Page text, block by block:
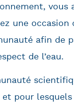
vous
une occasion
afin de
de l’eau.
pour